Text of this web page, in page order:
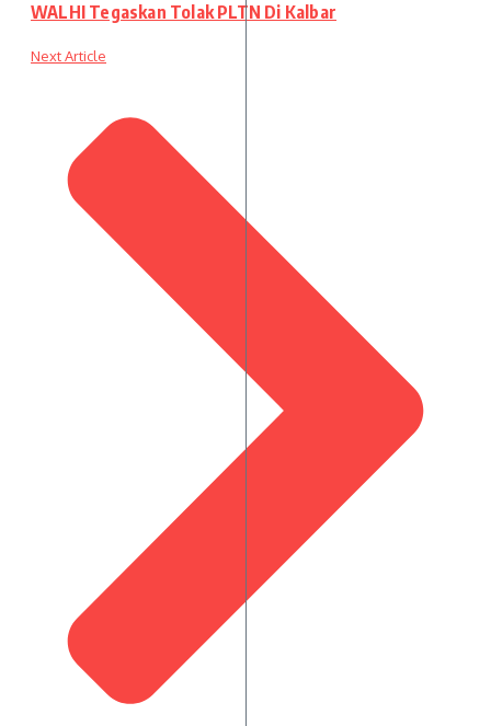
WALHI Tegaskan Tolak PLTN Di Kalbar
Next Article